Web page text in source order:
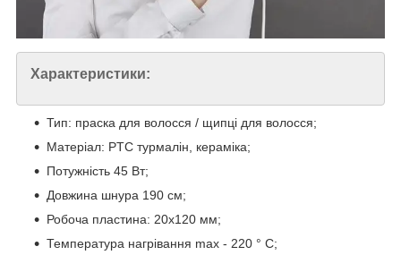
Характеристики:
Тип: праска для волосся / щипці для волосся;
Матеріал: PTC турмалін, кераміка;
Потужність 45 Вт;
Довжина шнура 190 см;
Робоча пластина: 20х120 мм;
Температура нагрівання max - 220 ° С;